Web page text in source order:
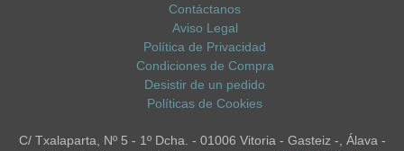
Contáctanos
Aviso Legal
Política de Privacidad
Condiciones de Compra
Desistir de un pedido
Políticas de Cookies
C/ Txalaparta, Nº 5 - 1º Dcha. - 01006 Vitoria - Gasteiz -, Álava -